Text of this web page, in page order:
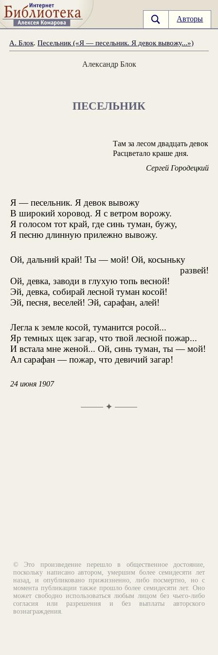
Авторы
А. Блок.Песельник («Я — песельник. Я девок вывожу...»)
Александр Блок
ПЕСЕЛЬНИК
Там за лесом двадцать девок
Расцветало краше дня.
Сергей Городецкий
Я — песельник. Я девок вывожу
В широкий хоровод. Я с ветром ворожу.
Я голосом тот край, где синь туман, бужу,
Я песню длинную прилежно вывожу.
Ой, дальний край! Ты — мой! Ой, косыньку
развей!
Ой, девка, заводи в глухую топь весной!
Эй, девка, собирай лесной туман косой!
Эй, песня, веселей! Эй, сарафан, алей!
Легла к земле косой, туманится росой...
Яр темных щек загар, что твой лесной пожар...
И встала мне женой... Ой, синь туман, ты — мой!
Ал сарафан — пожар, что девичий загар!
24 июня 1907
✦
© Это произведение перешло в общественное достояние,
поскольку написано автором, умершим более семидесяти лет
назад, и опубликовано прижизненно, либо посмертно, но с
момента публикации также прошло более семидесяти лет. Оно
может свободно использоваться любым лицом без чьего-либо
согласия или разрешения и без выплаты авторского
вознаграждения.